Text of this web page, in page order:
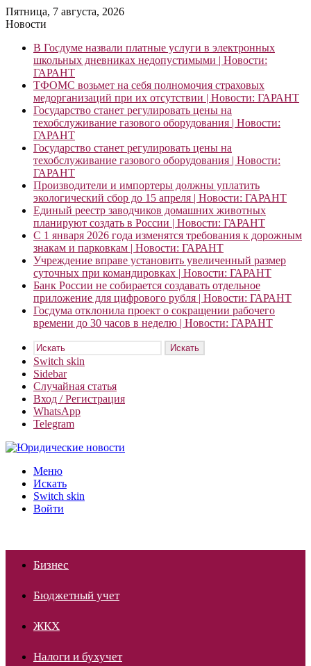
Пятница, 7 августа, 2026
Новости
В Госдуме назвали платные услуги в электронных
школьных дневниках недопустимыми | Новости:
ГАРАНТ
ТФОМС возьмет на себя полномочия страховых
медорганизаций при их отсутствии | Новости: ГАРАНТ
Государство станет регулировать цены на
техобслуживание газового оборудования | Новости:
ГАРАНТ
Государство станет регулировать цены на
техобслуживание газового оборудования | Новости:
ГАРАНТ
Производители и импортеры должны уплатить
экологический сбор до 15 апреля | Новости: ГАРАНТ
Единый реестр заводчиков домашних животных
планируют создать в России | Новости: ГАРАНТ
С 1 января 2026 года изменятся требования к дорожным
знакам и парковкам | Новости: ГАРАНТ
Учреждение вправе установить увеличенный размер
суточных при командировках | Новости: ГАРАНТ
Банк России не собирается создавать отдельное
приложение для цифрового рубля | Новости: ГАРАНТ
Госдума отклонила проект о сокращении рабочего
времени до 30 часов в неделю | Новости: ГАРАНТ
Искать
Switch skin
Sidebar
Случайная статья
Вход / Регистрация
WhatsApp
Telegram
Меню
Искать
Switch skin
Войти
Бизнес
Бюджетный учет
ЖКХ
Налоги и бухучет